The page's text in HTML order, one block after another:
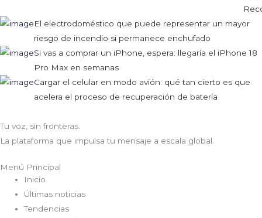
El electrodoméstico que puede representar un mayor
riesgo de incendio si permanece enchufado
Si vas a comprar un iPhone, espera: llegaría el iPhone 18
Pro Max en semanas
Cargar el celular en modo avión: qué tan cierto es que
acelera el proceso de recuperación de batería
Tu voz, sin fronteras.
La plataforma que impulsa tu mensaje a escala global.
Menú Principal
Inicio
Últimas noticias
Tendencias